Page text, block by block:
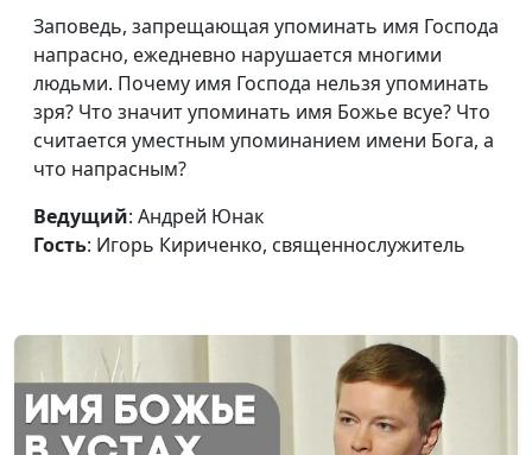
Как должна выглядеть
одежда христиан?
Андрей Юнак, Игорь
Кириченко,
священнослужитель
Апатия - как с ней
бороться?
Андрей Юнак, Игорь
Кириченко,
#589
Верность Богу: как не
разочароваться
Кириченко,
Христианство и
интернет: поведение
верующего
Андрей Юнак, Игорь
Кириченко,
священнослужитель
#587
Волонтерство: мотивы и
Андрей Юнак, Игорь
Заповедь, запрещающая упоминать имя Господа
напрасно, ежедневно нарушается многими
людьми. Почему имя Господа нельзя упоминать
зря? Что значит упоминать имя Божье всуе? Что
считается уместным упоминанием имени Бога, а
что напрасным?
Ведущий: Андрей Юнак
Гость: Игорь Кириченко, священнослужитель